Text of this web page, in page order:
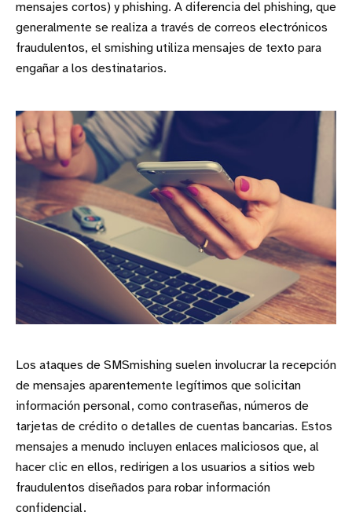
mensajes cortos) y phishing. A diferencia del phishing, que
generalmente se realiza a través de correos electrónicos
fraudulentos, el smishing utiliza mensajes de texto para
engañar a los destinatarios.
Los ataques de SMSmishing suelen involucrar la recepción
de mensajes aparentemente legítimos que solicitan
información personal, como contraseñas, números de
tarjetas de crédito o detalles de cuentas bancarias. Estos
mensajes a menudo incluyen enlaces maliciosos que, al
hacer clic en ellos, redirigen a los usuarios a sitios web
fraudulentos diseñados para robar información
confidencial.